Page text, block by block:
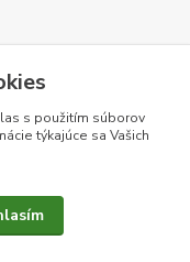
s použitím súborov
týkajúce sa Vašich